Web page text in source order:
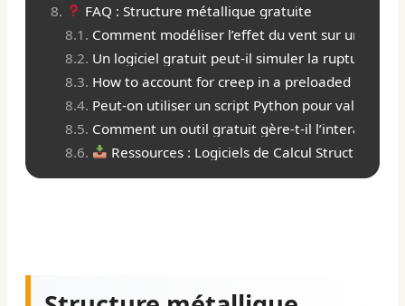
FAQ : Structure métallique gratuite
Comment modéliser l’effet du vent sur une
Un logiciel gratuit peut-il simuler la rupture
How to account for creep in a preloaded bolted
Peut-on utiliser un script Python pour valider la
Comment un outil gratuit gère-t-il l’interaction
Ressources : Logiciels de Calcul Structure